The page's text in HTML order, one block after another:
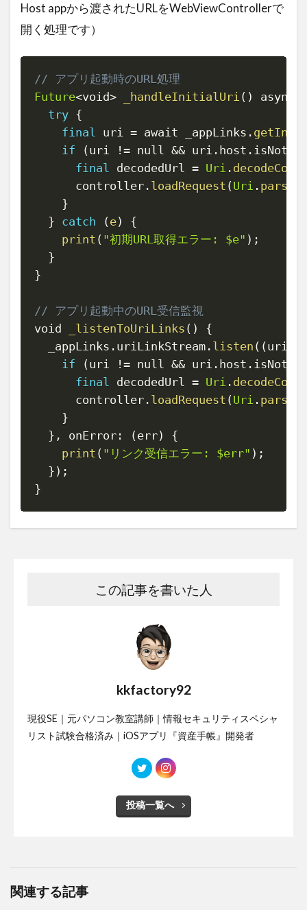
Host appから渡されたURLをWebViewControllerで
開く処理です）
// アプリ起動時のURL処理
Future<void> _handleInitialUri ( ) async
try {
final uri = await _appLinks .
if
(uri != null && uri . host .
final decodedUrl = Uri .
      controller
. loadRequest (Uri . parse
}
} catch (e)
{
print ( "初期URL取得エラー: $e" ) ;
}
}
// アプリ起動中のURL受信監視
void
_listenToUriLinks ( )
{
  _appLinks
. uriLinkStream . listen ( (uri
if
(uri != null && uri . host .
final decodedUrl = Uri .
      controller
. loadRequest (Uri . parse
}
} , onError : (err)
{
print ( "リンク受信エラー: $err" ) ;
} ) ;
}
この記事を書いた人
kkfactory92
現役SE｜元パソコン教室講師｜情報セキュリティスペシャ
リスト試験合格済み｜iOSアプリ『資産手帳』開発者
投稿一覧へ
関連する記事